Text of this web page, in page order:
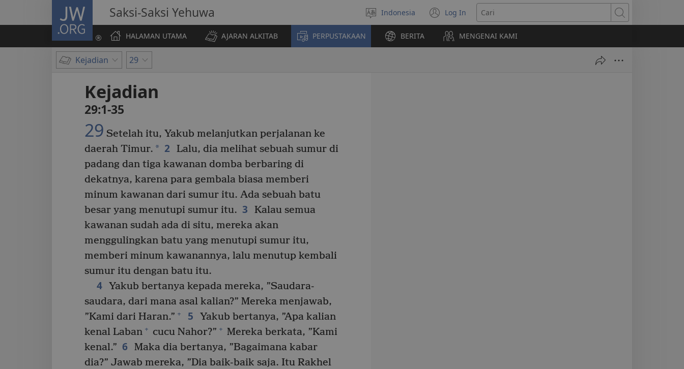
JW.ORG Saksi-Saksi Yehuwa
Pilih
bahasa
Indonesia Log In
(terbuka
di
window
baru)
Cari
HALAMAN UTAMA
AJARAN ALKITAB PERPUSTAKAAN BERITA MENGENAI KAMI
Kejadian 29
Kejadian
29:1-35
29 Setelah itu, Yakub melanjutkan perjalanan ke
daerah Timur. * 2
Lalu, dia melihat sebuah sumur di
padang dan tiga kawanan domba berbaring di
dekatnya, karena para gembala biasa memberi
minum kawanan dari sumur itu. Ada sebuah batu
besar yang menutupi sumur itu. 3
Kalau semua
kawanan sudah ada di situ, mereka akan
menggulingkan batu yang menutupi sumur itu,
memberi minum kawanannya, lalu menutup kembali
sumur itu dengan batu itu.
4 Yakub bertanya kepada mereka, ”Saudara-
saudara, dari mana asal kalian?” Mereka menjawab,
”Kami dari Haran.” + 5
Yakub bertanya, ”Apa kalian
kenal Laban + cucu Nahor?” + Mereka berkata, ”Kami
kenal.” 6
Maka dia bertanya, ”Bagaimana kabar
dia?” Jawab mereka, ”Dia baik-baik saja. Itu Rakhel